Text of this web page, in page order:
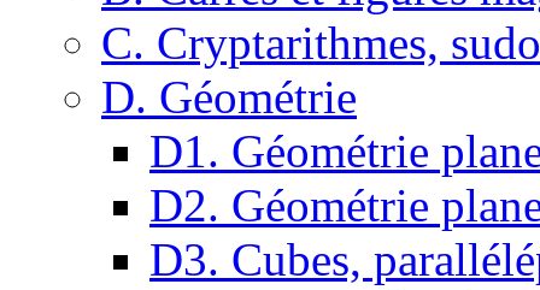
C. Cryptarithmes,
D. Géométrie
D1. Géométrie
D2. Géométrie
D3. Cubes,